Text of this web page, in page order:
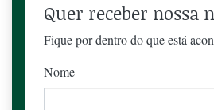
Quer receber nossa
Fique por dentro do que está
Nome